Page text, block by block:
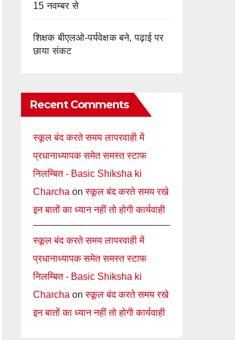
15 नवम्बर से
शिक्षक बीएलओ-पर्यवेक्षक बने, पढ़ाई पर
छाया संकट
Recent Comments
स्कूल बंद करते समय लापरवाही में
प्रधानाध्यापक समेत समस्त स्टाफ
निलम्बित - Basic Shiksha ki
Charcha onस्कूल बंद करते समय रखे
इन बातों का ध्यान नहीं तो होगी कार्यवाही
स्कूल बंद करते समय लापरवाही में
प्रधानाध्यापक समेत समस्त स्टाफ
निलम्बित - Basic Shiksha ki
Charcha onस्कूल बंद करते समय रखे
इन बातों का ध्यान नहीं तो होगी कार्यवाही